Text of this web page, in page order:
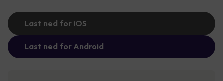
Last ned for iOS
Last ned for Android